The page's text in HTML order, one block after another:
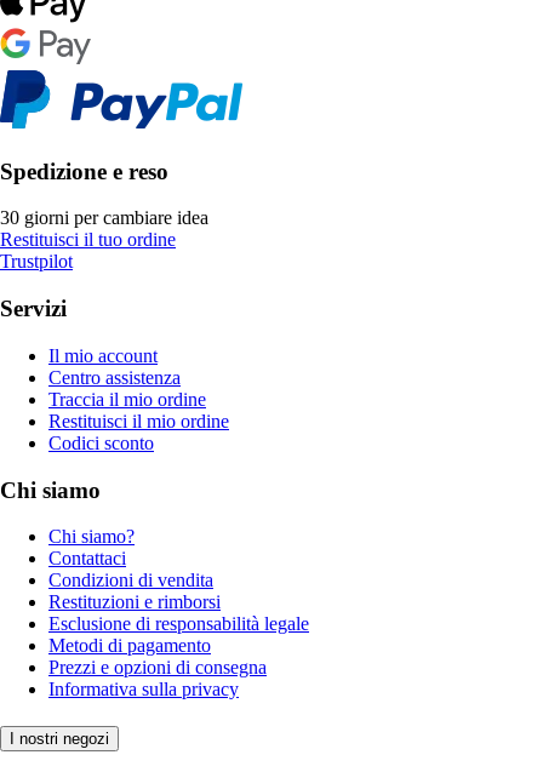
Spedizione e reso
30 giorni per cambiare idea
Restituisci il tuo ordine
Trustpilot
Servizi
Il mio account
Centro assistenza
Traccia il mio ordine
Restituisci il mio ordine
Codici sconto
Chi siamo
Chi siamo?
Contattaci
Condizioni di vendita
Restituzioni e rimborsi
Esclusione di responsabilità legale
Metodi di pagamento
Prezzi e opzioni di consegna
Informativa sulla privacy
I nostri negozi